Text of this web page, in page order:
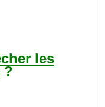
les
?